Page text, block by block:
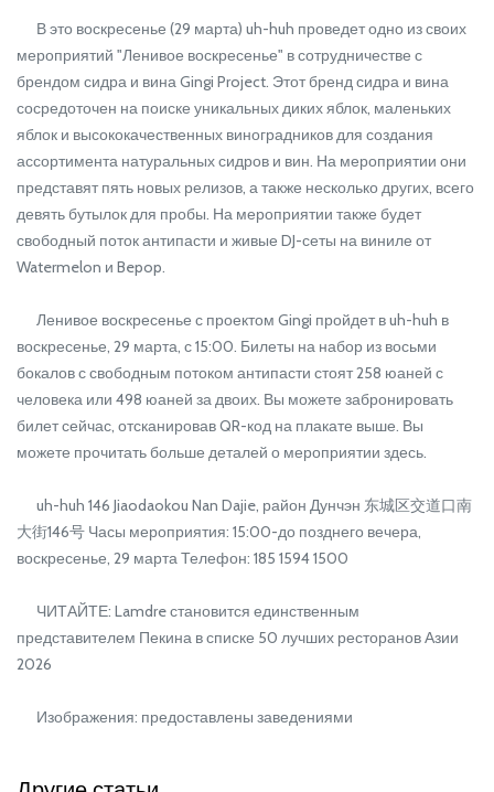
В это воскресенье (29 марта) uh-huh проведет одно из своих
мероприятий "Ленивое воскресенье" в сотрудничестве с
брендом сидра и вина Gingi Project. Этот бренд сидра и вина
сосредоточен на поиске уникальных диких яблок, маленьких
яблок и высококачественных виноградников для создания
ассортимента натуральных сидров и вин. На мероприятии они
представят пять новых релизов, а также несколько других, всего
девять бутылок для пробы. На мероприятии также будет
свободный поток антипасти и живые DJ-сеты на виниле от
Watermelon и Bepop.
Ленивое воскресенье с проектом Gingi пройдет в uh-huh в
воскресенье, 29 марта, с 15:00. Билеты на набор из восьми
бокалов с свободным потоком антипасти стоят 258 юаней с
человека или 498 юаней за двоих. Вы можете забронировать
билет сейчас, отсканировав QR-код на плакате выше. Вы
можете прочитать больше деталей о мероприятии здесь.
uh-huh 146 Jiaodaokou Nan Dajie, район Дунчэн 东城区交道口南
大街146号 Часы мероприятия: 15:00-до позднего вечера,
воскресенье, 29 марта Телефон: 185 1594 1500
ЧИТАЙТЕ: Lamdre становится единственным
представителем Пекина в списке 50 лучших ресторанов Азии
2026
Изображения: предоставлены заведениями